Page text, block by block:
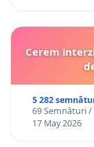
Cerem
5 282
69 Semnături /
17 May 2026